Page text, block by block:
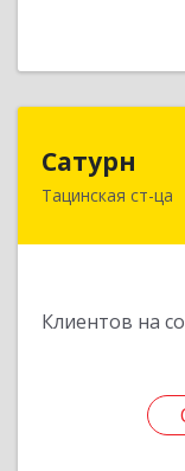
Сатурн
Тацинская ст-ца
Клиентов на
347060,